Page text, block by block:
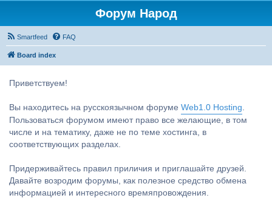
Форум Народ
Smartfeed FAQ
Board index
Приветствуем!
Вы находитесь на русскоязычном форуме Web1.0 Hosting.
Пользоваться форумом имеют право все желающие, в том
числе и на тематику, даже не по теме хостинга, в
соответствующих разделах.
Придерживайтесь правил приличия и приглашайте друзей.
Давайте возродим форумы, как полезное средство обмена
информацией и интересного времяпровождения.